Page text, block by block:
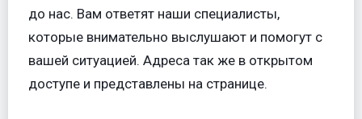
до нас. Вам ответят наши специалисты,
которые внимательно выслушают и помогут с
вашей ситуацией. Адреса так же в открытом
доступе и представлены на странице.